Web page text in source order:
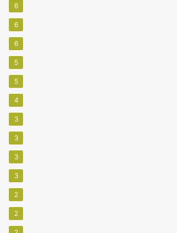
6
6
6
5
5
4
3
3
3
3
2
2